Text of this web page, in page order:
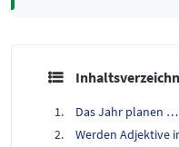
Das Jahr planen
Werden Adjektive